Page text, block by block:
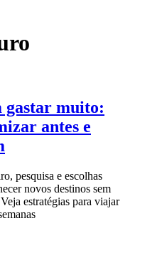
gastar muito:
antes e
pesquisa e escolhas
novos destinos sem
estratégias para viajar